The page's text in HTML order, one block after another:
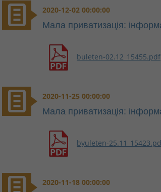
2020-12-02 00:00:00
Мала приватизація:
buleten-02.12_15455.pdf
2020-11-25 00:00:00
Мала приватизація:
byuleten-
2020-11-18 00:00:00